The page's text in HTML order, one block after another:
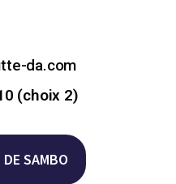
da.com
(choix 2)
SAMBO